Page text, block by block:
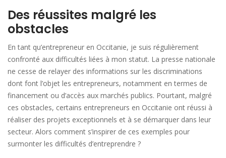
Des réussites malgré les
obstacles
En tant qu’entrepreneur en Occitanie, je suis régulièrement
confronté aux difficultés liées à mon statut. La presse nationale
ne cesse de relayer des informations sur les discriminations
dont font l’objet les entrepreneurs, notamment en termes de
financement ou d’accès aux marchés publics. Pourtant, malgré
ces obstacles, certains entrepreneurs en Occitanie ont réussi à
réaliser des projets exceptionnels et à se démarquer dans leur
secteur. Alors comment s’inspirer de ces exemples pour
surmonter les difficultés d’entreprendre ?